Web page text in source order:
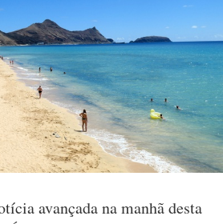
avançada na manhã desta